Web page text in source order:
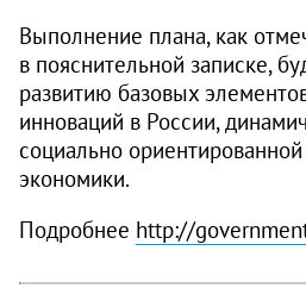
Выполнение плана, как
в пояснительной записке,
развитию базовых
инноваций в России,
социально
экономики.
Подробнее http://